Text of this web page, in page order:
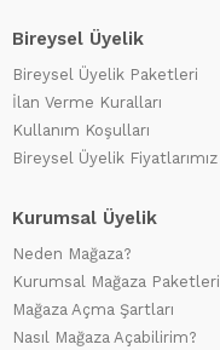
Bireysel Üyelik
Bireysel Üyelik Paketleri
İlan Verme Kuralları
Kullanım Koşulları
Bireysel Üyelik Fiyatlarımız
Kurumsal Üyelik
Neden Mağaza?
Kurumsal Mağaza Paketleri
Mağaza Açma Şartları
Nasıl Mağaza Açabilirim?